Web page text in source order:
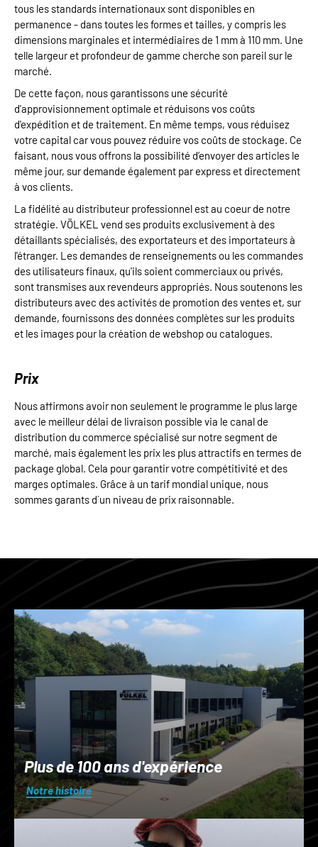
tous les standards internationaux sont disponibles en
permanence - dans toutes les formes et tailles, y compris les
dimensions marginales et intermédiaires de 1 mm à 110 mm. Une
telle largeur et profondeur de gamme cherche son pareil sur le
marché.
De cette façon, nous garantissons une sécurité
d'approvisionnement optimale et réduisons vos coûts
d'expédition et de traitement. En même temps, vous réduisez
votre capital car vous pouvez réduire vos coûts de stockage. Ce
faisant, nous vous offrons la possibilité d’envoyer des articles le
même jour, sur demande également par express et directement
à vos clients.
La fidélité au distributeur professionnel est au coeur de notre
stratégie. VÖLKEL vend ses produits exclusivement à des
détaillants spécialisés, des exportateurs et des importateurs à
l'étranger. Les demandes de renseignements ou les commandes
des utilisateurs finaux, qu'ils soient commerciaux ou privés,
sont transmises aux revendeurs appropriés. Nous soutenons les
distributeurs avec des activités de promotion des ventes et, sur
demande, fournissons des données complètes sur les produits
et les images pour la création de webshop ou catalogues.
Prix
Nous affirmons avoir non seulement le programme le plus large
avec le meilleur délai de livraison possible via le canal de
distribution du commerce spécialisé sur notre segment de
marché, mais également les prix les plus attractifs en termes de
package global. Cela pour garantir votre compétitivité et des
marges optimales. Grâce à un tarif mondial unique, nous
sommes garants d´un niveau de prix raisonnable.
Plus de 100 ans d'expérience
Notre histoire